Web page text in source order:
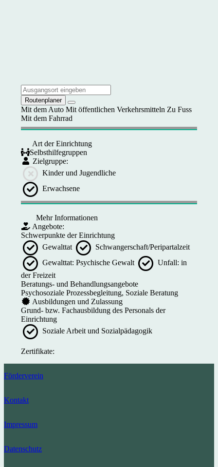
Routenplaner
Mit dem Auto Mit öffentlichen Verkehrsmitteln Zu Fuss
Mit dem Fahrrad
Art der Einrichtung
Selbsthilfegruppen
Zielgruppe:
Kinder und Jugendliche
Erwachsene
Mehr Informationen
Angebote:
Schwerpunkte der Einrichtung
Gewalttat
Schwangerschaft/Peripartalzeit
Gewalttat: Psychische Gewalt
Unfall: in
der Freizeit
Beratungs- und Behandlungsangebote
Psychosoziale Prozessbegleitung, Soziale Beratung
Ausbildungen und Zulassung
Grund- bzw. Fachausbildung des Personals der
Einrichtung
Soziale Arbeit und Sozialpädagogik
Zertifikate:
Förderverein
Kontakt
Impressum
Datenschutz